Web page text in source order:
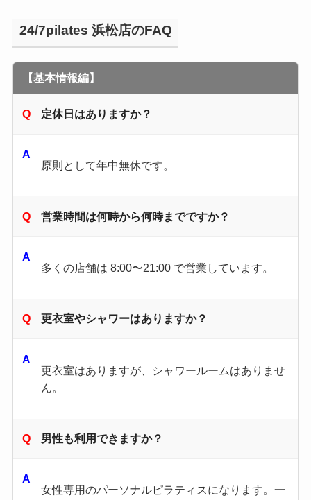
24/7pilates 浜松店のFAQ
【基本情報編】
定休日はありますか？
原則として年中無休です。
営業時間は何時から何時までですか？
多くの店舗は 8:00〜21:00 で営業しています。
更衣室やシャワーはありますか？
更衣室はありますが、シャワールームはありませ
ん。
男性も利用できますか？
女性専用のパーソナルピラティスになります。一